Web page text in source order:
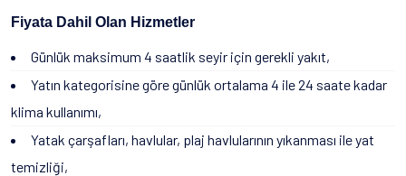
Fiyata Dahil Olan Hizmetler
Günlük maksimum 4 saatlik seyir için gerekli yakıt,
Yatın kategorisine göre günlük ortalama 4 ile 24 saate kadar
klima kullanımı,
Yatak çarşafları, havlular, plaj havlularının yıkanması ile yat
temizliği,